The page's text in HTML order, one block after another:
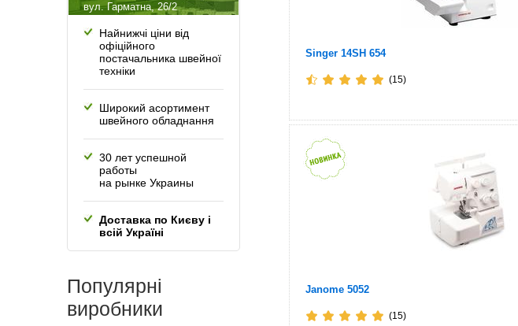
Singer 14SH 654
(15)
Janome 5052
(15)
вул. Гарматна, 26/2
Найнижчі ціни від
офіційного
постачальника швейної
техніки
Широкий асортимент
швейного обладнання
30 лет успешной
работы
на рынке Украины
Доставка по Києву і
всій Україні
Популярні
виробники